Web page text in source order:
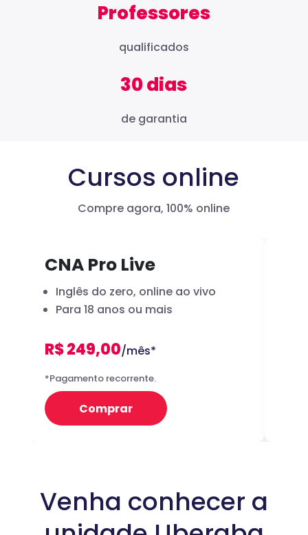
Professores
qualificados
30 dias
de garantia
Cursos online
Compre agora, 100% online
CNA Pro Live
Inglês do zero, online ao vivo
Para 18 anos ou mais
R$ 249,00/mês*
*Pagamento recorrente.
Comprar
Venha conhecer a